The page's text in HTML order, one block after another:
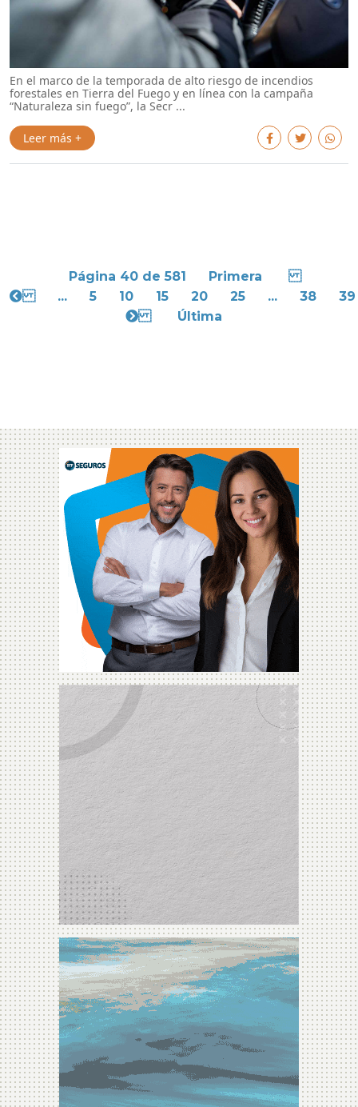
En el marco de la temporada de alto riesgo de incendios
forestales en Tierra del Fuego y en línea con la campaña
“Naturaleza sin fuego”, la Secr ...
Leer más +
Página 40 de 581
Primera
...
5 10 15 20 25 ... 38
39
Última